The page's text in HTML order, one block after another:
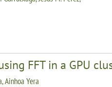
FFT in a GPU
Ainhoa Yera